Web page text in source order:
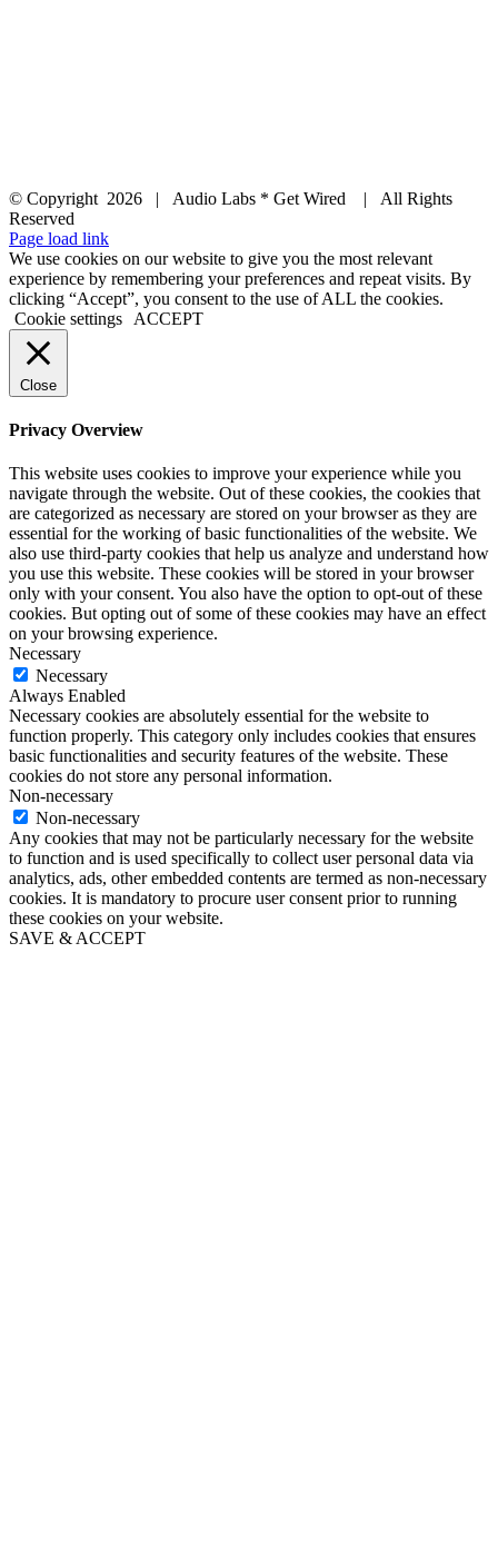
© Copyright 2026 | Audio Labs * Get Wired | All Rights
Reserved
Facebook
Instagram
YouTube
LinkedIn
X
Page load link
We use cookies on our website to give you the most relevant
experience by remembering your preferences and repeat visits. By
clicking “Accept”, you consent to the use of ALL the cookies.
Cookie settings
ACCEPT
Close
Privacy Overview
This website uses cookies to improve your experience while you
navigate through the website. Out of these cookies, the cookies that
are categorized as necessary are stored on your browser as they are
essential for the working of basic functionalities of the website. We
also use third-party cookies that help us analyze and understand how
you use this website. These cookies will be stored in your browser
only with your consent. You also have the option to opt-out of these
cookies. But opting out of some of these cookies may have an effect
on your browsing experience.
Necessary
Necessary
Always Enabled
Necessary cookies are absolutely essential for the website to
function properly. This category only includes cookies that ensures
basic functionalities and security features of the website. These
cookies do not store any personal information.
Non-necessary
Non-necessary
Any cookies that may not be particularly necessary for the website
to function and is used specifically to collect user personal data via
analytics, ads, other embedded contents are termed as non-necessary
cookies. It is mandatory to procure user consent prior to running
these cookies on your website.
SAVE & ACCEPT